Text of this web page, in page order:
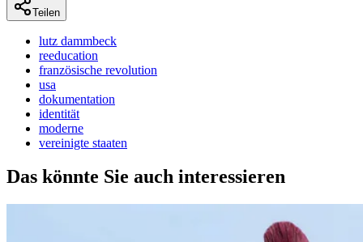
Teilen
lutz dammbeck
reeducation
französische revolution
usa
dokumentation
identität
moderne
vereinigte staaten
Das könnte Sie auch interessieren